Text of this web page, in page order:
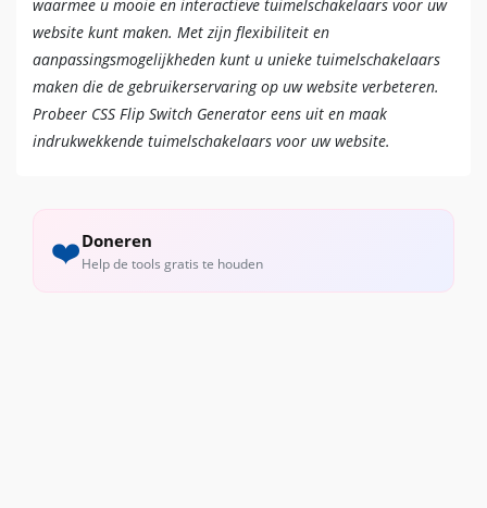
waarmee u mooie en interactieve tuimelschakelaars voor uw
website kunt maken. Met zijn flexibiliteit en
aanpassingsmogelijkheden kunt u unieke tuimelschakelaars
maken die de gebruikerservaring op uw website verbeteren.
Probeer CSS Flip Switch Generator eens uit en maak
indrukwekkende tuimelschakelaars voor uw website.
❤️Doneren
Help de tools gratis te houden